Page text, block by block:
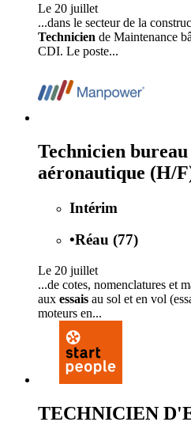
Le 20 juillet
...dans le secteur de la
Technicien de Maintenance
CDI. Le poste...
Technicien
aéronautique (H/
Intérim
•Réau (77)
Le 20 juillet
...de cotes, nomenclatures et
aux essais au sol et en vol
moteurs en...
TECHNICIEN